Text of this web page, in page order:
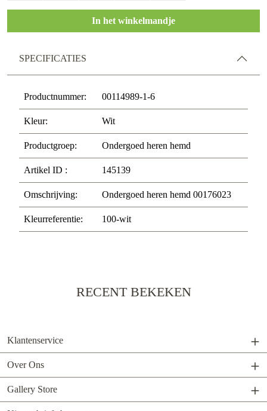
In het winkelmandje
SPECIFICATIES
Productnummer: 00114989-1-6
Kleur: Wit
Productgroep: Ondergoed heren hemd
Artikel ID : 145139
Omschrijving: Ondergoed heren hemd 00176023
Kleurreferentie: 100-wit
RECENT BEKEKEN
Klantenservice
Over Ons
Gallery Store